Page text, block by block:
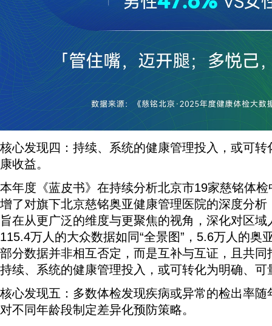
核心发现四：持续、系统的健康管理投入，或可
康收益。
本年度《蓝皮书》在持续分析北京市19家慈铭体
增了对旗下北京慈铭奥亚健康管理医院的深度分
旨在从更广泛的维度与更聚焦的视角，深化对区
115.4万人的大众数据如同“全景图”，5.6万人的奥
部分数据并非相互否定，而是互补与互证，且共
持续、系统的健康管理投入，或可转化为明确、可
核心发现五：多数体检发现疾病或异常的检出率
对不同年龄段制定差异化预防策略。